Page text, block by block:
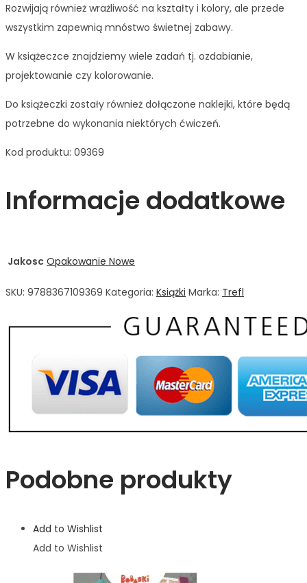
Rozwijają również wrażliwość na kształty i kolory, ale przede
wszystkim zapewnią mnóstwo świetnej zabawy.
W książeczce znajdziemy wiele zadań tj. ozdabianie,
projektowanie czy kolorowanie.
Do książeczki zostały również dołączone naklejki, które będą
potrzebne do wykonania niektórych ćwiczeń.
Kod produktu: 09369
Informacje dodatkowe
Jakosc Opakowanie Nowe
SKU: 9788367109369 Kategoria: Książki Marka: Trefl
Podobne produkty
Add to Wishlist
Add to Wishlist